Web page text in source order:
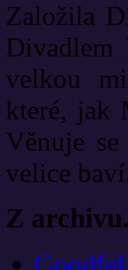
Založila
Divadlem
velkou
které, jak
Věnuje
velice
Z